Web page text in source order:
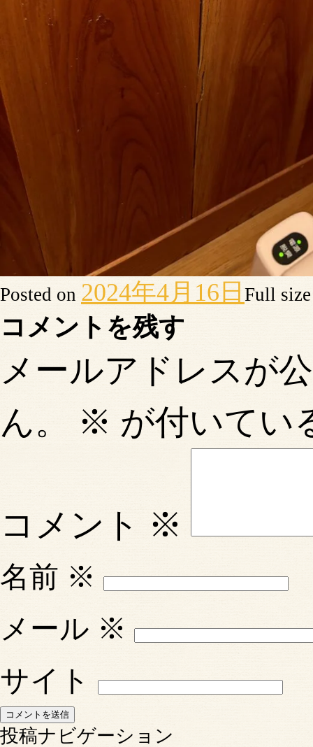
Posted on 2024年4月16日 Full
コメントを残す
メールアドレスが
ん。
※ が付いてい
コメント ※
名前 ※
メール ※
サイト
投稿ナビゲーション